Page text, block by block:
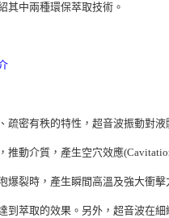
其中兩種環保萃取技術。
疏密有秩的特性，超音波振動對液
推動介質，產生空穴效應
爆裂時，產生瞬間高溫及強大衝
到萃取的效果。另外，超音波在細